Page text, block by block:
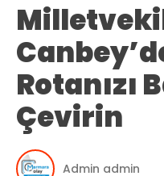
Rotanızı
Çevirin
Admin admin